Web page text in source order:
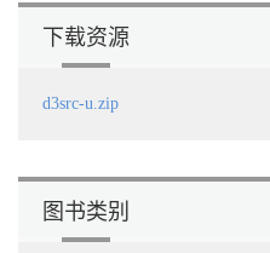
6.2 线段生成器 119
6.3 区域生成器 123
6.4 弧生成器 125
6.6 弦生成器 129
第7章 动画 137
7.1 过渡效果 137
下载资源
d3src-u.zip
图书类别